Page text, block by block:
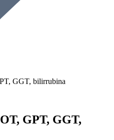
GGT, bilirrubina
GPT, GGT,